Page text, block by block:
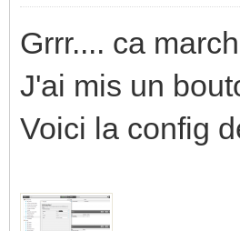
Grrr.... ca
J'ai mis un
Voici la config